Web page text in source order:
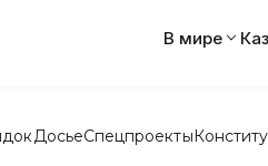
В мире
ДосьеСпецпроекты